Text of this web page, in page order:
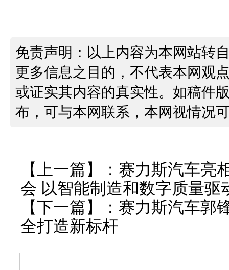
免责声明：以上内容为本网站转
更多信息之目的，不代表本网观
或证实其内容的真实性。如稿件
布，可与本网联系，本网视情况
【上一篇】： 赛力斯汽车亮
会 以智能制造和数字质量驱
【下一篇】： 赛力斯汽车郭
全打造新标杆